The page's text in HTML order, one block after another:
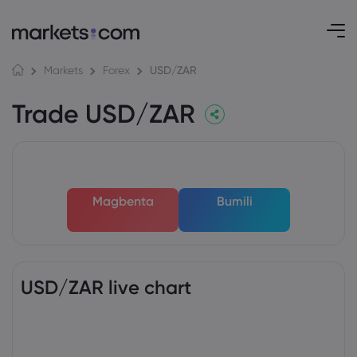
Markets Forex USD/ZAR
Trade USD/ZAR
Magbenta Bumili
USD/ZAR live chart